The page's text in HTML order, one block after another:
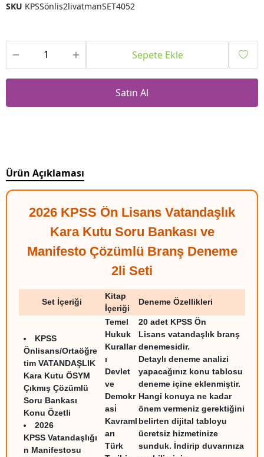
SKU KPSSönlis2livatmanSET4052
Sepete Ekle
Satın Al
Ürün Açıklaması
2026 KPSS Ön Lisans Vatandaşlık
Kara Kutu Soru Bankası ve
Manifesto Çözümlü Branş Deneme
2li Seti
Set İçeriği
Kitap
İçeriği
Deneme Özellikleri
KPSS
Önlisans/Ortaöğre
tim VATANDAŞLIK
Kara Kutu ÖSYM
Çıkmış Çözümlü
Soru Bankası
Konu Özetli
2026
KPSS Vatandaşlığı
n Manifestosu
Temel
Hukuk
Kurallar
ı
Devlet
ve
Demokr
asi̇
Kavraml
arı
Türk
20 adet KPSS Ön
Lisans vatandaşlık branş
denemesidir.
Detaylı deneme analizi
yapacağınız konu tablosu
deneme içine eklenmiştir.
Hangi konuya ne kadar
önem vermeniz gerektiğini
belirten dijital tabloyu
ücretsiz hizmetinize
sunduk. İndirip duvarınıza